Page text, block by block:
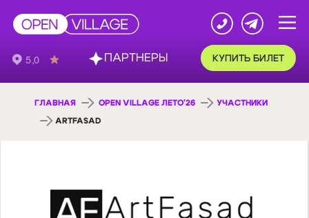
КУПИТЬ БИЛЕТ
ГЛАВНАЯ OPEN VILLAGE ЛЕТО'26 УЧАСТНИКИ
ARTFASAD